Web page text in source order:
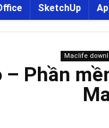
SketchUp
Maclife
– Phần